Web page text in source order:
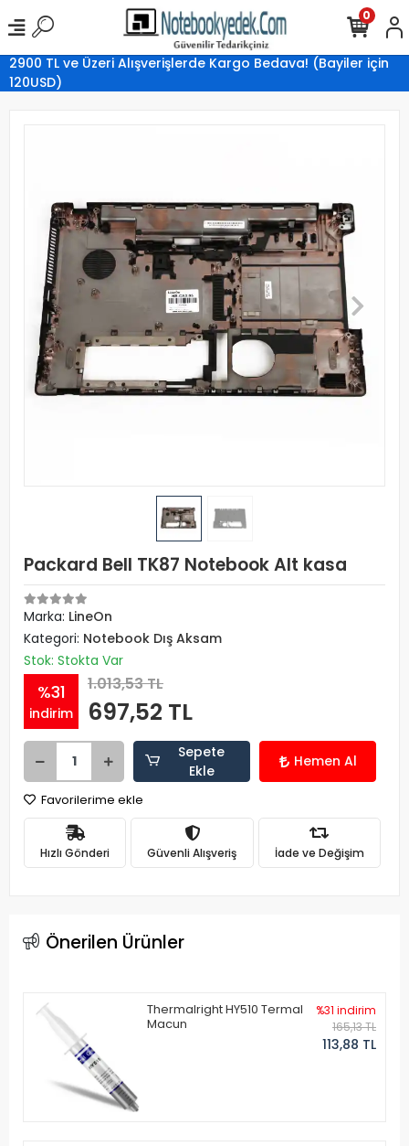
2900 TL ve Üzeri Alışverişlerde Kargo Bedava! (Bayiler için
120USD)
0
Packard Bell TK87 Notebook Alt kasa
Marka: LineOn
Kategori: Notebook Dış Aksam
Stok: Stokta Var
%31
indirim
1.013,53 TL
697,52 TL
Sepete
Ekle
Hemen Al
Favorilerime ekle
Hızlı Gönderi Güvenli Alışveriş İade ve Değişim
Önerilen Ürünler
Thermalright HY510 Termal
Macun
%31 indirim
165,13 TL
113,88 TL